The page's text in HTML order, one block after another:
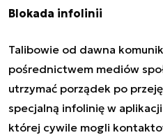
Blokada infolinii
Talibowie od dawna
pośrednictwem mediów
utrzymać porządek po
specjalną infolinię w
której cywile mogli